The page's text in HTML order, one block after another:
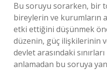
Bu soruyu sorarken, bir
bireylerin ve kurumların
etki ettiğini düşünmek
düzenin, güç ilişkilerinin
devlet arasındaki
anlamadan bu soruya